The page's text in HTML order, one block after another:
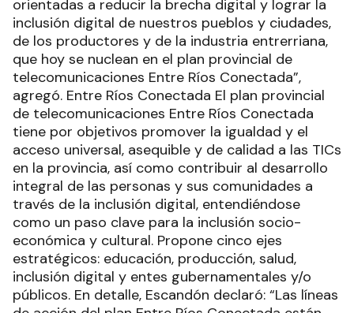
orientadas a reducir la brecha digital y lograr la
inclusión digital de nuestros pueblos y ciudades,
de los productores y de la industria entrerriana,
que hoy se nuclean en el plan provincial de
telecomunicaciones Entre Ríos Conectada”,
agregó. Entre Ríos Conectada El plan provincial
de telecomunicaciones Entre Ríos Conectada
tiene por objetivos promover la igualdad y el
acceso universal, asequible y de calidad a las TICs
en la provincia, así como contribuir al desarrollo
integral de las personas y sus comunidades a
través de la inclusión digital, entendiéndose
como un paso clave para la inclusión socio-
económica y cultural. Propone cinco ejes
estratégicos: educación, producción, salud,
inclusión digital y entes gubernamentales y/o
públicos. En detalle, Escandón declaró: “Las líneas